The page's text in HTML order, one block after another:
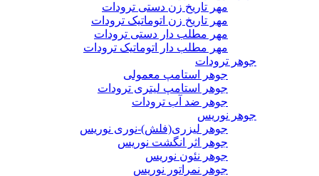
مهر تاریخ زن دستی ترودات
مهر تاریخ زن اتوماتیک ترودات
مهر مطلب دار دستی ترودات
مهر مطلب دار اتوماتیک ترودات
جوهر ترودات
جوهر استامپ معمولی
جوهر استامپ لیتری ترودات
جوهر ضد آب ترودات
جوهر نوریس
جوهر لیزری(فلش)-نوری نوریس
جوهر اثر انگشت نوریس
جوهر نئون نوریس
جوهر نمراتور نوریس